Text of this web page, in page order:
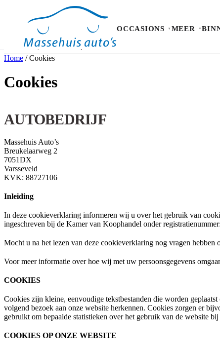
OCCASIONS MEER
Occasions
Binnen kijken
Proefrit
Home / Cookies
Cookies
AUTOBEDRIJF
Massehuis Auto’s
Breukelaarweg 2
7051DX
Varsseveld
KVK: 88727106
Inleiding
In deze cookieverklaring informeren wij u over het gebruik van
ingeschreven bij de Kamer van Koophandel onder registratienummer:
Mocht u na het lezen van deze cookieverklaring nog vragen
Voor meer informatie over hoe wij met uw persoonsgegevens
COOKIES
Cookies zijn kleine, eenvoudige tekstbestanden die worden
volgend bezoek aan onze website herkennen. Cookies zorgen er
gebruikt om bepaalde statistieken over het gebruik van de website bij
COOKIES OP ONZE WEBSITE